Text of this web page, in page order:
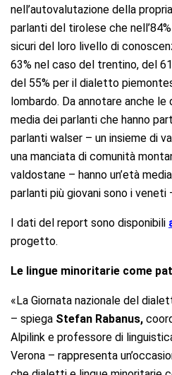
nell’autovalutazione della
parlanti del tirolese che
sicuri del loro livello di
63% nel caso del trentino, del
del 55% per il dialetto
lombardo. Da annotare anche
media dei parlanti che hanno
parlanti walser – un insieme di
una manciata di comunità
valdostane – hanno un’età
parlanti più giovani sono i veneti
I dati del report sono disponibili
progetto.
Le lingue minoritarie come
«La Giornata nazionale del
– spiega Stefan Rabanus,
Alpilink e professore di
Verona – rappresenta